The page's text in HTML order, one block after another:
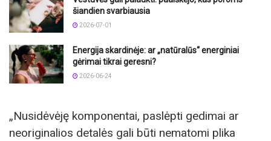
šiandien svarbiausia
2026-07-01
Energija skardinėje: ar „natūralūs“ energiniai
gėrimai tikrai geresni?
2026-06-24
„Nusidėvėję komponentai, paslėpti gedimai ar
neoriginalios detalės gali būti nematomi plika